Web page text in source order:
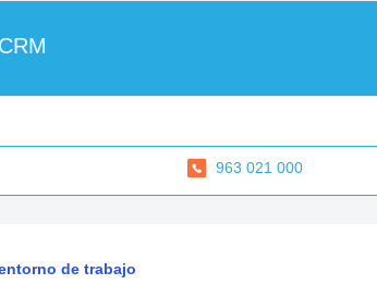
963 021 000
de trabajo